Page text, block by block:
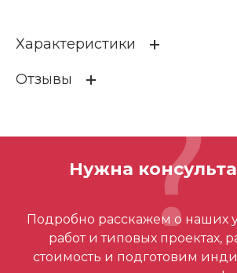
Характеристики
Код EAN
2.469 кг
Отзывы
Отзывов ещё нет – ваш
первым
Нужна
Подробно расскажем о наших
работ и типовых проектах,
стоимость и подготовим